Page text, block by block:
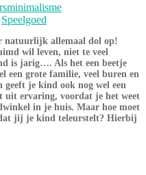
Speelgoed
natuurlijk allemaal dol op!
wil leven, niet te veel
is jarig…. Als het een beetje
een grote familie, veel buren en
geeft je kind ook nog wel een
uit ervaring, voordat je het weet
in je huis. Maar hoe moet
jij je kind teleurstelt? Hierbij